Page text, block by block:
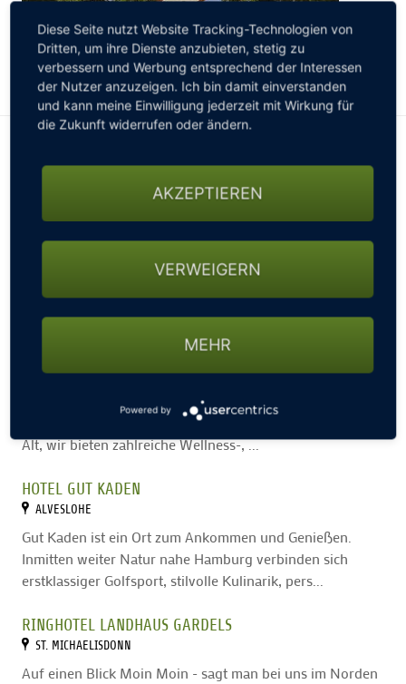
ALVESLOHE
MANGO`S STRANDHOTEL
ECKERNFÖRDE
Wir möchten unseren Gästen ein außergewöhnliches
GRÖMITZ
Ankommen und sich zu Hause fühlen! Unser persönlich
geführtes Hotel ist eine Oase der Erholung für Jung [&]
Alt, wir bieten zahlreiche Wellness-, ...
HOTEL GUT KADEN
ALVESLOHE
Gut Kaden ist ein Ort zum Ankommen und Genießen.
Inmitten weiter Natur nahe Hamburg verbinden sich
erstklassiger Golfsport, stilvolle Kulinarik, pers...
RINGHOTEL LANDHAUS GARDELS
ST. MICHAELISDONN
Auf einen Blick Moin Moin - sagt man bei uns im Norden
Diese Seite nutzt Website Tracking-Technologien von
Dritten, um ihre Dienste anzubieten, stetig zu
verbessern und Werbung entsprechend der Interessen
der Nutzer anzuzeigen. Ich bin damit einverstanden
und kann meine Einwilligung jederzeit mit Wirkung für
die Zukunft widerrufen oder ändern.
AKZEPTIEREN
VERWEIGERN
MEHR
Powered by